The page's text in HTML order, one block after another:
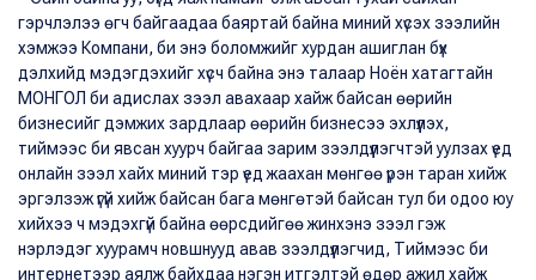
гэрчлэлээ өгч байгаадаа баяртай байна миний хүсэх зээлийн
хэмжээ Компани, би энэ боломжийг хурдан ашиглан бүх
дэлхийд мэдэгдэхийг хүсч байна энэ талаар Ноён хатагтайн
МОНГОЛ би адислах зээл авахаар хайж байсан өөрийн
бизнесийг дэмжих зардлаар өөрийн бизнесээ эхлүүлэх,
тиймээс би явсан хуурч байгаа зарим зээлдүүлэгчтэй уулзах үед
онлайн зээл хайх миний тэр үед жаахан мөнгөө үрэн таран хийж
эргэлзэж үгүй ​​хийж байсан бага мөнгөтэй байсан тул би одоо юу
хийхээ ч мэдэхгүй байна өөрсдийгөө жинхэнэ зээл гэж
нэрлэдэг хуурамч новшнууд авав зээлдүүлэгчид, Тиймээс би
интернетээр аялж байхдаа нэгэн итгэлтэй өдөр ажил хайж